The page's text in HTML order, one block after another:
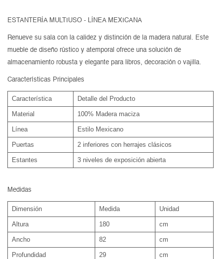
ESTANTERÍA MULTIUSO - LÍNEA MEXICANA
Renueve su sala con la calidez y distinción de la madera natural. Este
mueble de diseño rústico y atemporal ofrece una solución de
almacenamiento robusta y elegante para libros, decoración o vajilla.
Características Principales
Característica Detalle del Producto
Material 100% Madera maciza
Línea Estilo Mexicano
Puertas 2 inferiores con herrajes clásicos
Estantes 3 niveles de exposición abierta
Medidas
Dimensión Medida Unidad
Altura 180 cm
Ancho 82 cm
Profundidad 29 cm